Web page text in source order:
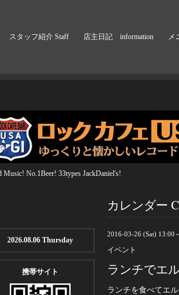
スタッフ紹介 Staff 店主日記 information メ
Music! No.1Beer! 33types JackDaniel's!
カレンダー
2016-03-26 (Sat) 13:00
イベント
ランチでエ
ランチを食べてエ
2026.08.06 Thursday
携帯サイト